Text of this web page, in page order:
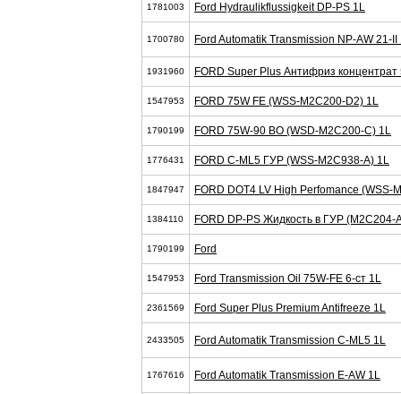
1781003 Ford Hydraulikflussigkeit DP-PS 1L
1700780 Ford Automatik Transmission NP-AW 21-II
1931960 FORD Super Plus Антифриз концентрат
1547953 FORD 75W FE (WSS-M2C200-D2) 1L
1790199 FORD 75W-90 BO (WSD-M2C200-C) 1L
1776431 FORD C-ML5 ГУР (WSS-M2C938-A) 1L
1847947 FORD DOT4 LV High Perfomance (WSS-
1384110 FORD DP-PS Жидкость в ГУР (M2C204-
1790199 Ford
1547953 Ford Transmission Oil 75W-FE 6-cт 1L
2361569 Ford Super Plus Premium Antifreeze 1L
2433505 Ford Automatik Transmission C-ML5 1L
1767616 Ford Automatik Transmission E-AW 1L